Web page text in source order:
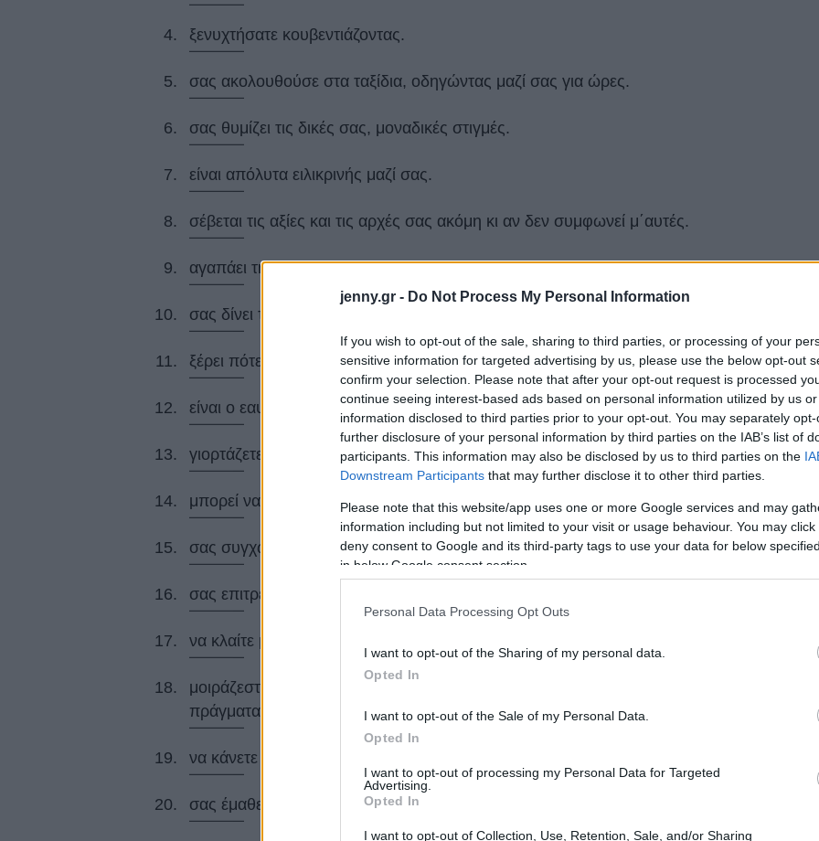
jenny.gr - Do Not Process My Personal Information
If you wish to opt-out of the sale, sharing to third parties, or processing of your
sensitive information for targeted advertising by us, please use the below opt-out
confirm your selection. Please note that after your opt-out request is processed
continue seeing interest-based ads based on personal information utilized by us
information disclosed to third parties prior to your opt-out. You may separately
further disclosure of your personal information by third parties on the IAB’s list of
participants. This information may also be disclosed by us to third parties on the
Downstream Participants that may further disclose it to other third parties.
Please note that this website/app uses one or more Google services and may
information including but not limited to your visit or usage behaviour. You may
deny consent to Google and its third-party tags to use your data for below
in below Google consent section.
Personal Data Processing Opt Outs
I want to opt-out of the Sharing of my personal data.
Opted In
I want to opt-out of the Sale of my Personal Data.
Opted In
I want to opt-out of processing my Personal Data for Targeted
Advertising.
Opted In
I want to opt-out of Collection, Use, Retention, Sale, and/or Sharing
ξενυχτήσατε κουβεντιάζοντας.
σας ακολουθούσε στα ταξίδια, οδηγώντας μαζί σας για ώρες.
σας θυμίζει τις δικές σας, μοναδικές στιγμές.
είναι απόλυτα ειλικρινής μαζί σας.
σέβεται τις αξίες και τις αρχές σας ακόμη κι αν δεν συμφωνεί μ΄αυτές.
αγαπάει την οικογένεια σας.
σας δίνει την ευκαιρία να περάσετε χρόνο με τη δική της οικογένεια.
ξέρει πότε χρειάζεστε ένα ποτήρι κρασί.
είναι ο εαυτός της κάθε φορά που είστε μαζί.
γιορτάζετε κάθε ευτυχές γεγονός της ζωή σας.
μπορεί να μοιραστεί μαζί ό,τι γλυκό υπάρχει γύρω σας κάθε στιγμή.
σας συγχωρεί ακόμη κι όταν δεν είστε η καλύτερη φίλη του κόσμου.
σας επιτρέπει να είστε ο εαυτό σας.
να κλαίτε μπροστά της χωρίς να νιώθετε φόβο για κάτι.
μοιράζεστε στιγμές σιωπής. Τις στιγμές εκείνες που λέγονται αθόρυβα τα πιο
πράγματα.
να κάνετε τις σωστές επιλογές όταν τα είχατε "χαμένα".
σας έμαθε να χορεύετε.